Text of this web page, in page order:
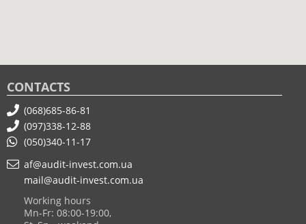
CONTACTS
(068)685-86-81
(097)338-12-88
(050)340-11-17
af@audit-invest.com.ua
mail@audit-invest.com.ua
Working hours
Mn-Fr: 08:00-19:00,